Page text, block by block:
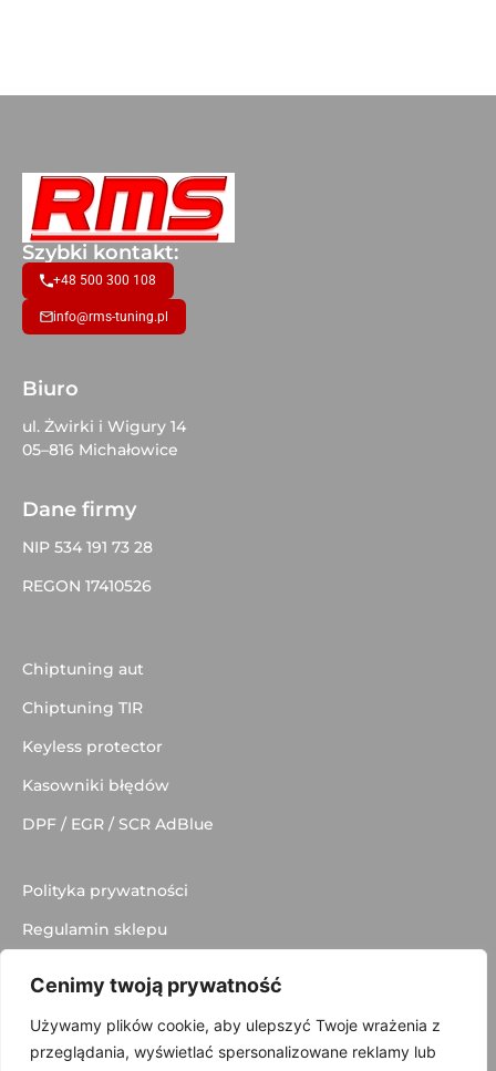
Cenimy twoją prywatność
Używamy plików cookie, aby ulepszyć Twoje wrażenia z
przeglądania, wyświetlać spersonalizowane reklamy lub
Szybki kontakt:
+48 500 300 108
info@rms-tuning.pl
Biuro
ul. Żwirki i Wigury 14
05–816 Michałowice
Dane firmy
NIP 534 191 73 28
REGON 17410526
Chiptuning aut
Chiptuning TIR
Keyless protector
Kasowniki błędów
DPF / EGR / SCR AdBlue
Polityka prywatności
Regulamin sklepu